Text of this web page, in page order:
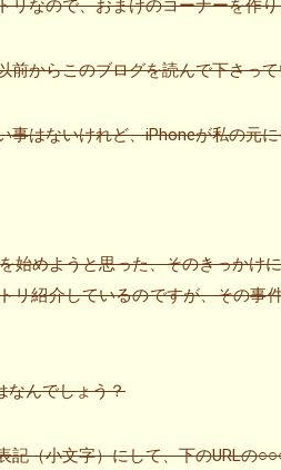
リなので、おまけのコーナーを作
前からこのブログを読んで下さっ
事はないけれど、iPhoneが私の元
始めようと思った、そのきっかけ
リ紹介しているのですが、その事
なんでしょう？
記（小文字）にして、下のURLの